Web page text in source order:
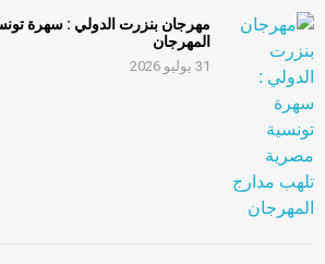
مهرجان بنزرت الدولي : سهرة
المهرجان
31 يوليو 2026